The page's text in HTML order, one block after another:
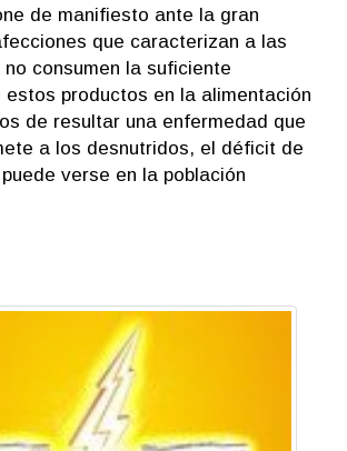
de manifiesto ante la gran
que caracterizan a las
consumen la suficiente
estos productos en la alimentación
de resultar una enfermedad que
a los desnutridos, el déficit de
verse en la población